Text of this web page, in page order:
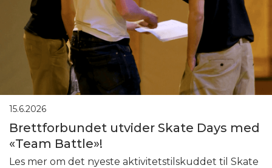
15.6.2026
Brettforbundet utvider Skate Days med
«Team Battle»!
Les mer om det nyeste aktivitetstilskuddet til Skate